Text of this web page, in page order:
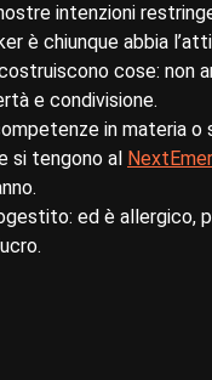
intenzioni
è chiunque abbia
cose: non
e condivisione.
in materia
si tengono al
ed è allergico,